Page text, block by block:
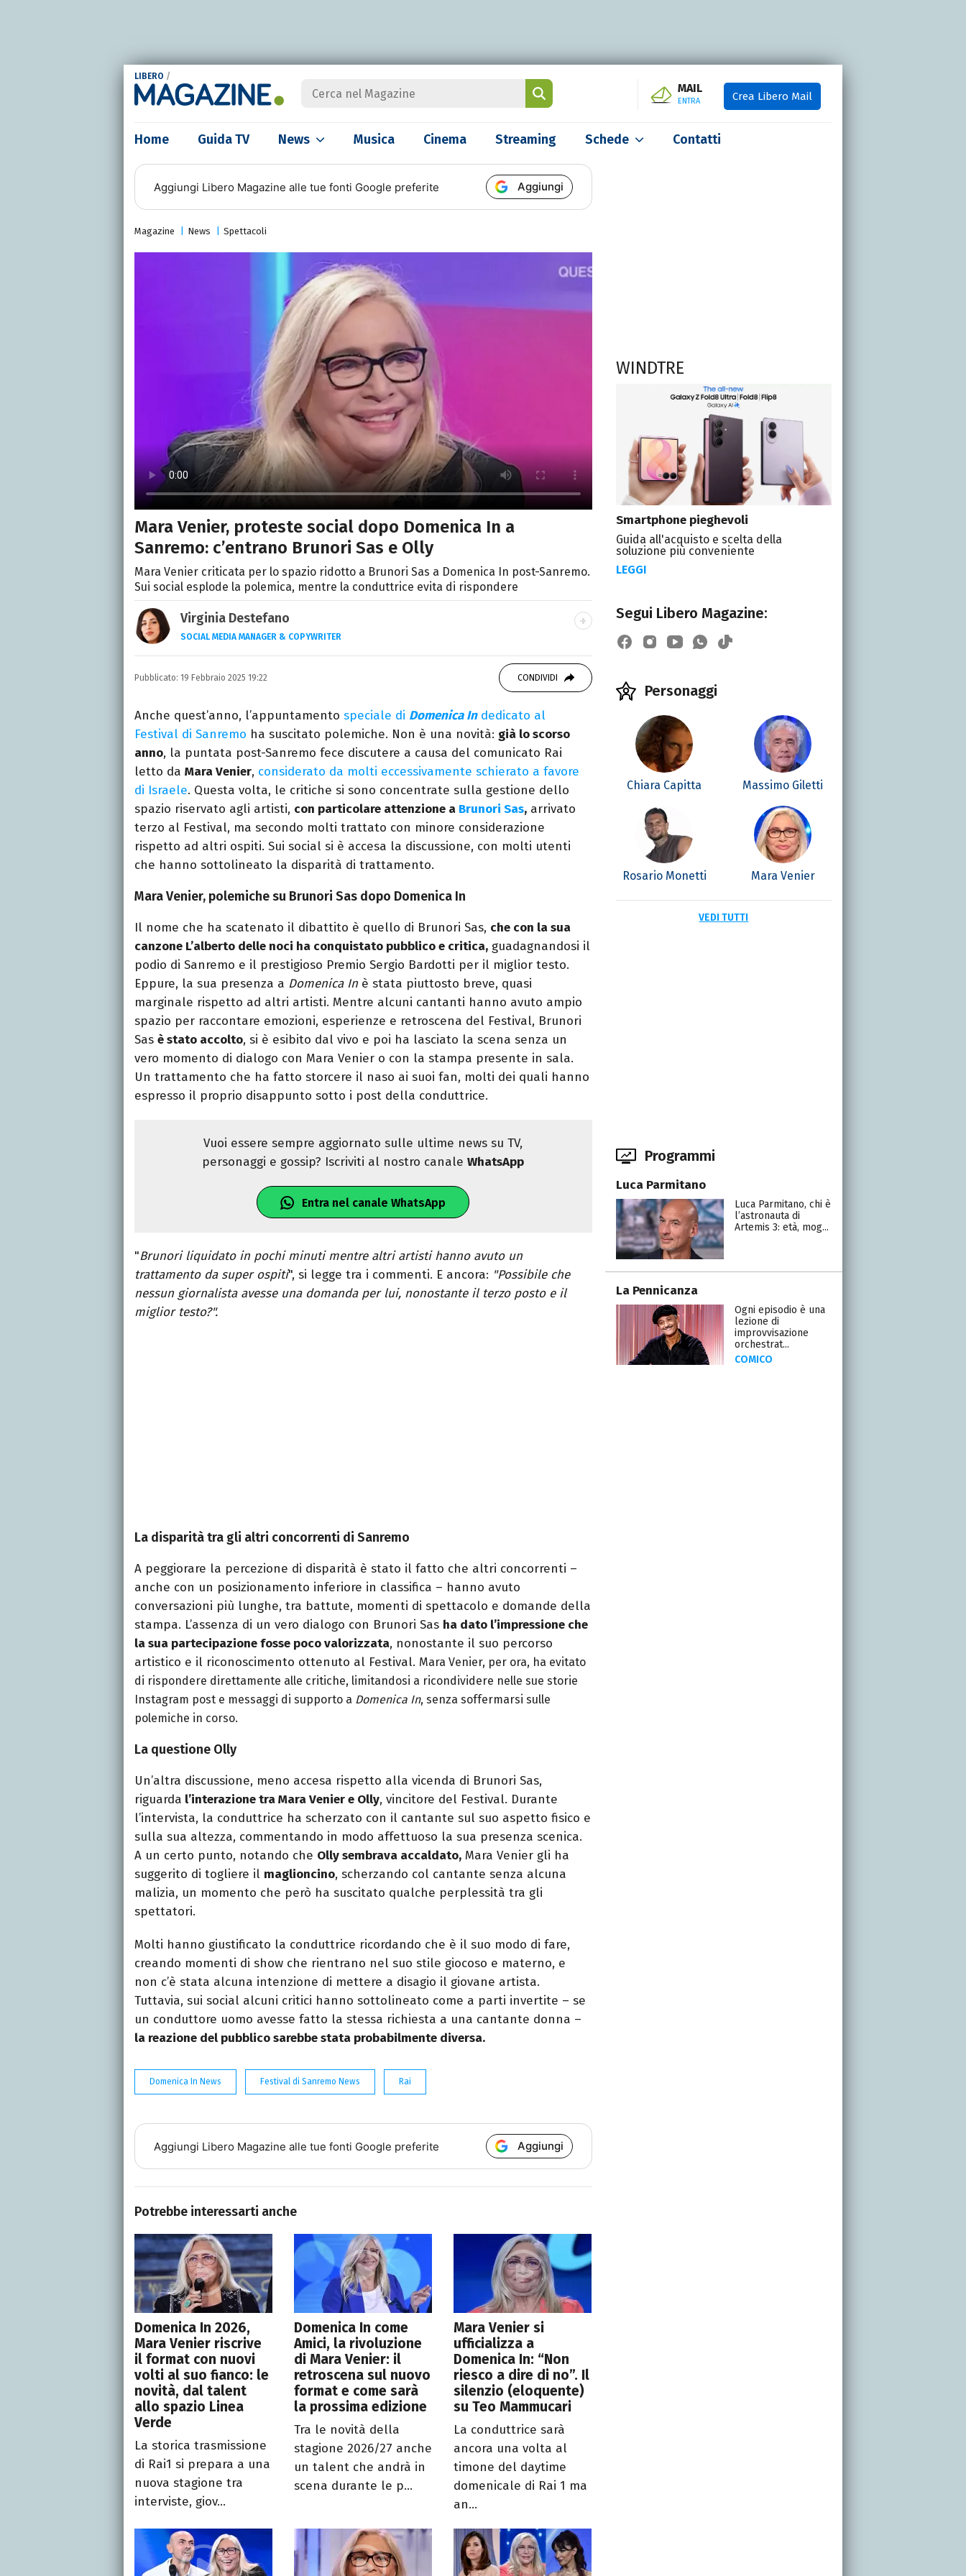
LIBERO /
MAIL
ENTRA Crea Libero Mail
Home Guida TV News Musica Cinema Streaming Schede Contatti
Aggiungi Libero Magazine alle tue fonti Google preferite Aggiungi
Magazine News Spettacoli
Mara Venier, proteste social dopo Domenica In a
Sanremo: c’entrano Brunori Sas e Olly
Mara Venier criticata per lo spazio ridotto a Brunori Sas a Domenica In post-Sanremo.
Sui social esplode la polemica, mentre la conduttrice evita di rispondere
Virginia Destefano
SOCIAL MEDIA MANAGER & COPYWRITER
Una passione smisurata per le serie TV. Laurea in Cinema, Televisione
e New Media, videomaking e scrittura sono il mio passatempo
Pubblicato: 19 Febbraio 2025 19:22 CONDIVIDI
Anche quest’anno, l’appuntamento speciale di Domenica Indedicato al
Festival di Sanremo ha suscitato polemiche. Non è una novità: già lo scorso
anno, la puntata post-Sanremo fece discutere a causa del comunicato Rai
letto da Mara Venier, considerato da molti eccessivamente schierato a favore
di Israele. Questa volta, le critiche si sono concentrate sulla gestione dello
spazio riservato agli artisti, con particolare attenzione a Brunori Sas, arrivato
terzo al Festival, ma secondo molti trattato con minore considerazione
rispetto ad altri ospiti. Sui social si è accesa la discussione, con molti utenti
che hanno sottolineato la disparità di trattamento.
Mara Venier, polemiche su Brunori Sas dopo Domenica In
Il nome che ha scatenato il dibattito è quello di Brunori Sas, che con la sua
canzone L’alberto delle noci ha conquistato pubblico e critica, guadagnandosi il
podio di Sanremo e il prestigioso Premio Sergio Bardotti per il miglior testo.
Eppure, la sua presenza a Domenica Inè stata piuttosto breve, quasi
marginale rispetto ad altri artisti. Mentre alcuni cantanti hanno avuto ampio
spazio per raccontare emozioni, esperienze e retroscena del Festival, Brunori
Sas è stato accolto, si è esibito dal vivo e poi ha lasciato la scena senza un
vero momento di dialogo con Mara Venier o con la stampa presente in sala.
Un trattamento che ha fatto storcere il naso ai suoi fan, molti dei quali hanno
espresso il proprio disappunto sotto i post della conduttrice.
Vuoi essere sempre aggiornato sulle ultime news su TV,
personaggi e gossip? Iscriviti al nostro canaleWhatsApp
Entra nel canale WhatsApp
"Brunori liquidato in pochi minuti mentre altri artisti hanno avuto un
trattamento da super ospiti", si legge tra i commenti. E ancora: "Possibile che
nessun giornalista avesse una domanda per lui, nonostante il terzo posto e il
miglior testo?".
La disparità tra gli altri concorrenti di Sanremo
A peggiorare la percezione di disparità è stato il fatto che altri concorrenti –
anche con un posizionamento inferiore in classifica – hanno avuto
conversazioni più lunghe, tra battute, momenti di spettacolo e domande della
stampa. L’assenza di un vero dialogo con Brunori Sas ha dato l’impressione che
la sua partecipazione fosse poco valorizzata, nonostante il suo percorso
artistico e il riconoscimento ottenuto al Festival. Mara Venier, per ora, ha evitato
di rispondere direttamente alle critiche, limitandosi a ricondividere nelle sue storie
Instagram post e messaggi di supporto a Domenica In, senza soffermarsi sulle
polemiche in corso.
La questione Olly
Un’altra discussione, meno accesa rispetto alla vicenda di Brunori Sas,
riguarda l’interazione tra Mara Venier e Olly, vincitore del Festival. Durante
l’intervista, la conduttrice ha scherzato con il cantante sul suo aspetto fisico e
sulla sua altezza, commentando in modo affettuoso la sua presenza scenica.
A un certo punto, notando che Olly sembrava accaldato, Mara Venier gli ha
suggerito di togliere il maglioncino, scherzando col cantante senza alcuna
malizia, un momento che però ha suscitato qualche perplessità tra gli
spettatori.
Molti hanno giustificato la conduttrice ricordando che è il suo modo di fare,
creando momenti di show che rientrano nel suo stile giocoso e materno, e
non c’è stata alcuna intenzione di mettere a disagio il giovane artista.
Tuttavia, sui social alcuni critici hanno sottolineato come a parti invertite – se
un conduttore uomo avesse fatto la stessa richiesta a una cantante donna –
la reazione del pubblico sarebbe stata probabilmente diversa.
Domenica In News Festival di Sanremo News Rai
Aggiungi Libero Magazine alle tue fonti Google preferite Aggiungi
Potrebbe interessarti anche
Domenica In 2026,
Mara Venier riscrive
il format con nuovi
volti al suo fianco: le
novità, dal talent
allo spazio Linea
Verde
La storica trasmissione
di Rai1 si prepara a una
nuova stagione tra
interviste, giov...
Domenica In come
Amici, la rivoluzione
di Mara Venier: il
retroscena sul nuovo
format e come sarà
la prossima edizione
Tra le novità della
stagione 2026/27 anche
un talent che andrà in
scena durante le p...
Mara Venier si
ufficializza a
Domenica In: “Non
riesco a dire di no”. Il
silenzio (eloquente)
su Teo Mammucari
La conduttrice sarà
ancora una volta al
timone del daytime
domenicale di Rai 1 ma
an...
WINDTRE
Smartphone pieghevoli
Guida all'acquisto e scelta della
soluzione più conveniente
LEGGI
Segui Libero Magazine:
Personaggi
Chiara Capitta Massimo Giletti
Rosario Monetti Mara Venier
VEDI TUTTI
Programmi
Luca Parmitano
Luca Parmitano, chi è
l’astronauta di
Artemis 3: età, mog...
La Pennicanza
Ogni episodio è una
lezione di
improvvisazione
orchestrat...
COMICO